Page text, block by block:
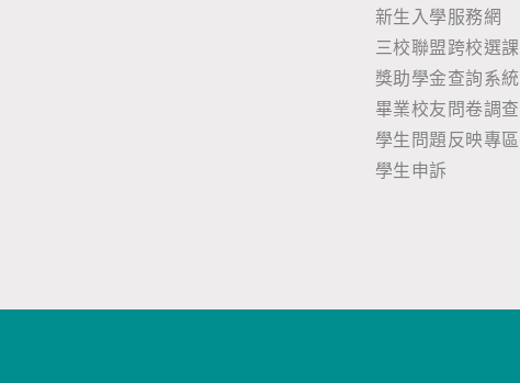
新生入學服務網
三校聯盟跨校選課
獎助學金查詢系統
畢業校友問卷調查
學生問題反映專區
學生申訴